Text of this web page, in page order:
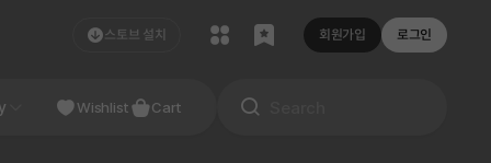
스토브 설치 회원가입 로그인
Studio
Wishlist Cart